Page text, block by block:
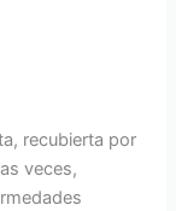
recubierta por
veces,